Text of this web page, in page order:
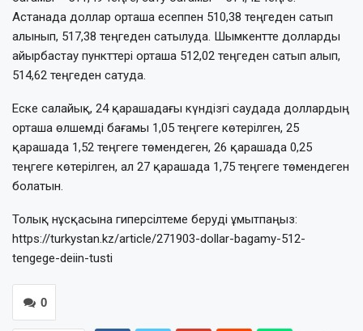
Астанада доллар орташа есеппен 510,38 теңгеден сатып
алынып, 517,38 теңгеден сатылуда. Шымкентте долларды
айырбастау пункттері орташа 512,02 теңгеден сатып алып,
514,62 теңгеден сатуда.
Еске салайық, 24 қарашадағы күндізгі саудада доллардың
орташа өлшемді бағамы 1,05 теңгеге көтерілген, 25
қарашада 1,52 теңгеге төмендеген, 26 қарашада 0,25
теңгеге көтерілген, ал 27 қарашада 1,75 теңгеге төмендеген
болатын.
Толық нұсқасына гиперсілтеме беруді ұмытпаңыз:
https://turkystan.kz/article/271903-dollar-bagamy-512-
tengege-deiin-tusti
0